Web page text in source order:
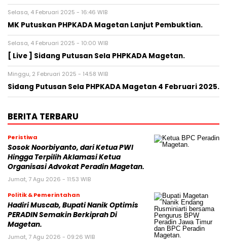
Selasa, 4 Februari 2025 - 16:46 WIB
MK Putuskan PHPKADA Magetan Lanjut Pembuktian.
Selasa, 4 Februari 2025 - 10:00 WIB
[ Live ] Sidang Putusan Sela PHPKADA Magetan.
Minggu, 2 Februari 2025 - 14:58 WIB
Sidang Putusan Sela PHPKADA Magetan 4 Februari 2025.
BERITA TERBARU
Peristiwa
Sosok Noorbiyanto, dari Ketua PWI
Hingga Terpilih Aklamasi Ketua
Organisasi Advokat Peradin Magetan.
Jumat, 7 Agu 2026 - 11:53 WIB
Politik & Pemerintahan
Hadiri Muscab, Bupati Nanik Optimis
PERADIN Semakin Berkiprah Di
Magetan.
Jumat, 7 Agu 2026 - 09:26 WIB